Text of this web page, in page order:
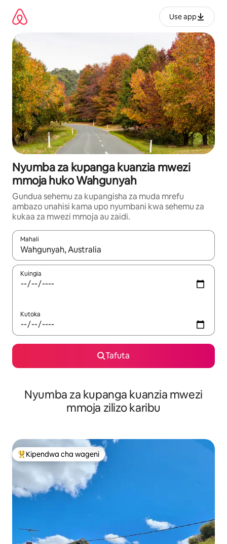
kwenda
kwenye
maudhui
Use app
Nyumba za kupanga kuanzia mwezi
mmoja huko Wahgunyah
Gundua sehemu za kupangisha za muda mrefu
ambazo unahisi kama upo nyumbani kwa sehemu za
kukaa za mwezi mmoja au zaidi.
Mahali
Wakati matokeo yanapatikana, vinjari kwa kutumia vitufe vya
Kuingia
Kutoka
Tafuta
Nyumba za kupanga kuanzia mwezi
mmoja zilizo karibu
Kipendwa maarufu cha wageni
Kipendwa cha wageni